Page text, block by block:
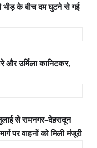
भीड़ के बीच दम घुटने से गई
और उर्मिला कानिटकर,
से रामनगर–देहरादून
पर वाहनों को मिली मंजूरी